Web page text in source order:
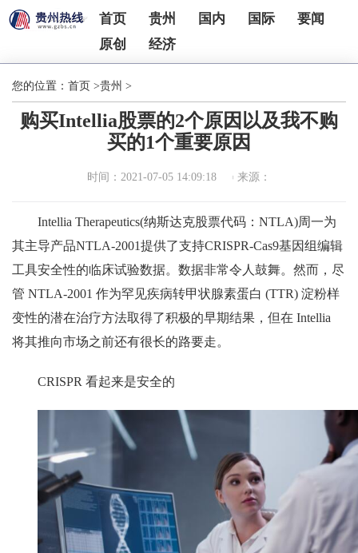
首页 贵州 国内 国际
要闻
原创
经济
您的位置： 首页 >贵州 >
购买Intellia股票的2个原因以及我不购
买的1个重要原因
时间：2021-07-05 14:09:18 来源：
Intellia Therapeutics(纳斯达克股票代码：NTLA)周一为
其主导产品NTLA-2001提供了支持CRISPR-Cas9基因组编辑
工具安全性的临床试验数据。数据非常令人鼓舞。然而，尽
管 NTLA-2001 作为罕见疾病转甲状腺素蛋白 (TTR) 淀粉样
变性的潜在治疗方法取得了积极的早期结果，但在 Intellia
将其推向市场之前还有很长的路要走。
CRISPR 看起来是安全的